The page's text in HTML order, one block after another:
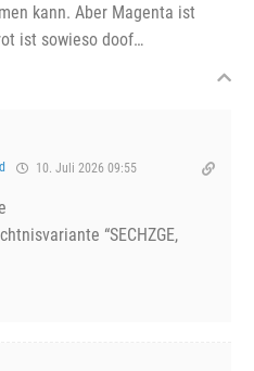
kann. Aber Magenta ist
ist sowieso doof…
10. Juli 2026 09:55
“SECHZGE,